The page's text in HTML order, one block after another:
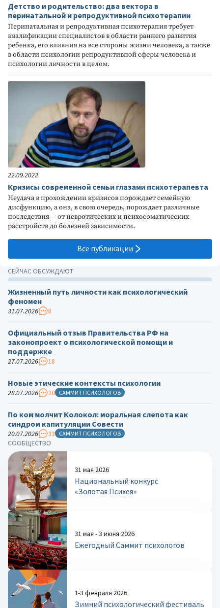
Детство и родительство: два вектора в
перинатальной и репродуктивной психотерапии
Перинатальная и репродуктивная психотерапия требует
квалификации специалистов в области раннего развития
ребенка, его влияния на все стороны жизни человека, а также
в области психологии репродуктивной сферы человека и
психологии личности в целом.
22.09.2022
Кризисы современной семьи глазами психотерапевта
Неудача в прохождении кризисов порождает семейную
дисфункцию, а она, в свою очередь, порождает различные
последствия — от невротических и психосоматических
расстройств до болезней зависимости.
Все публикации
СООБЩЕСТВО
31 мая 2026
Национальный конкурс
«Золотая Психея»
31 мая - 3 июня 2026
Ежегодный Саммит психологов
1-3 февраля 2026
Зимний психологический фестиваль
СЕЙЧАС ОБСУЖДАЮТ
Жизненный путь личности как психологический
феномен
31.07.2026 8
Официальный отзыв Правительства РФ на
законопроект о психологической помощи и
поддержке
27.07.2026 18
Новые этические контексты психологии
28.07.2026 20 САММИТ ПСИХОЛОГОВ
По ком молчит Колокол: моральная слепота как
синдром капитуляции Совести
20.07.2026 33 САММИТ ПСИХОЛОГОВ